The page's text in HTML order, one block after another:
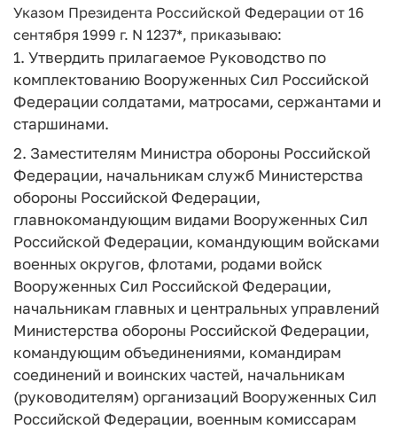
Указом Президента Российской Федерации от 16
сентября 1999 г. N 1237*, приказываю:
1. Утвердить прилагаемое Руководство по
комплектованию Вооруженных Сил Российской
Федерации солдатами, матросами, сержантами и
старшинами.
2. Заместителям Министра обороны Российской
Федерации, начальникам служб Министерства
обороны Российской Федерации,
главнокомандующим видами Вооруженных Сил
Российской Федерации, командующим войсками
военных округов, флотами, родами войск
Вооруженных Сил Российской Федерации,
начальникам главных и центральных управлений
Министерства обороны Российской Федерации,
командующим объединениями, командирам
соединений и воинских частей, начальникам
(руководителям) организаций Вооруженных Сил
Российской Федерации, военным комиссарам